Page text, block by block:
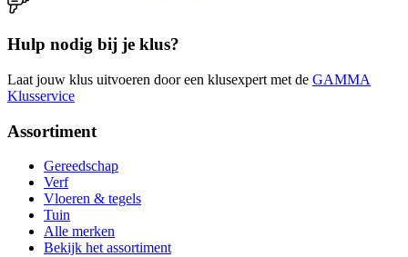
Hulp nodig bij je klus?
Laat jouw klus uitvoeren door een klusexpert met de GAMMA
Klusservice
Assortiment
Gereedschap
Verf
Vloeren & tegels
Tuin
Alle merken
Bekijk het assortiment